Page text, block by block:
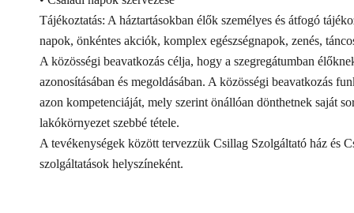
Tájékoztatás: A háztartásokban élők személyes és átfogó
napok, önkéntes akciók, komplex egészségnapok, zenés,
A közösségi beavatkozás célja, hogy a szegregátumban
azonosításában és megoldásában. A közösségi beavatkozás
azon kompetenciáját, mely szerint önállóan dönthetnek saját
lakókörnyezet szebbé tétele.
A tevékenységek között tervezzük Csillag Szolgáltató ház és
szolgáltatások helyszíneként.